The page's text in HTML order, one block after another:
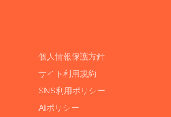
個人情報保護方針
サイト利用規約
SNS利用ポリシー
AIポリシー